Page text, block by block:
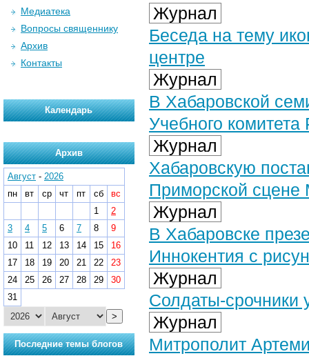
Журнал
Беседа на тему
центре
Журнал
В Хабаровской
Учебного
Журнал
Хабаровскую
Приморской сцене
Журнал
В Хабаровске
Иннокентия с
Журнал
Солдаты-срочники
Журнал
Митрополит
Медиатека
Вопросы священнику
Архив
Контакты
Календарь
Архив
Август - 2026
пн
вт ср чт пт сб
вс
1
2
3
4 5 6 7 8
9
10
11 12 13 14 15
16
17
18 19 20 21 22
23
24
25 26 27 28 29
30
31
>
Последние темы блогов